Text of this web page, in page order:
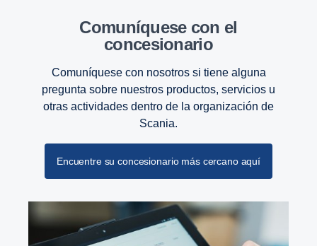
Comuníquese con el
concesionario
Comuníquese con nosotros si tiene alguna
pregunta sobre nuestros productos, servicios u
otras actividades dentro de la organización de
Scania.
Encuentre su concesionario más cercano aquí